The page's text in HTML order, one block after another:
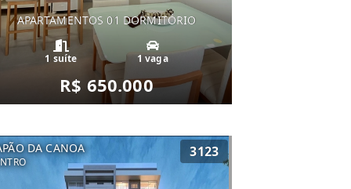
APARTAMENTOS 01 DORMITÓRIO
1 suíte 1 vaga
R$ 650.000
DA CANOA 3123